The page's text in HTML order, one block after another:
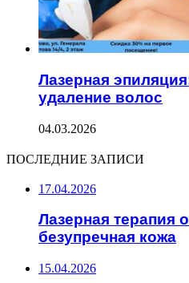
Лазерная
удаление волос
04.03.2026
ПОСЛЕДНИЕ ЗАПИСИ
17.04.2026
Лазерная терапия
безупречная кожа
15.04.2026